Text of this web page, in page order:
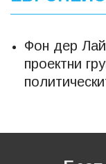
Фон дер
проектни